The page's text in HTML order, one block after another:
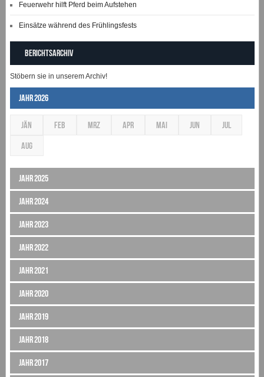
Feuerwehr hilft Pferd beim Aufstehen
Einsätze während des Frühlingsfests
Berichtsarchiv
Stöbern sie in unserem Archiv!
Jahr 2026
JÄN FEB MRZ APR MAI JUN JUL
AUG
Jahr 2025
Jahr 2024
Jahr 2023
Jahr 2022
Jahr 2021
Jahr 2020
Jahr 2019
Jahr 2018
Jahr 2017